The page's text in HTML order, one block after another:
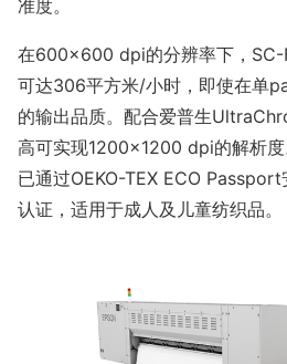
准度。
在600×600 dpi的分辨率下，
可达306平方米/小时，即使在单
的输出品质。配合爱普生
高可实现1200×1200 dpi的解析
已通过OEKO-TEX ECO
认证，适用于成人及儿童纺织品。